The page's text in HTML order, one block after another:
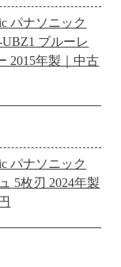
パナソニック
ブルーレ
2015年製｜中古
パナソニック
5枚刃 2024年製